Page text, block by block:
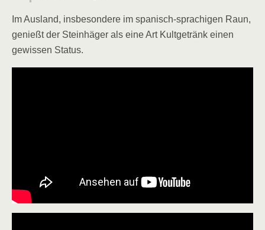
Im Ausland, insbesondere im spanisch-sprachigen Raun,
genießt der Steinhäger als eine Art Kultgetränk einen
gewissen Status.